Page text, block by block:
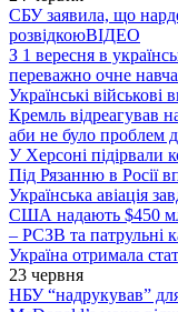
СБУ заявила, що
розвідкоюВІДЕО
З 1 вересня в
переважно очне
Українські
Кремль відреагував
аби не було проблем
У Херсоні підірвали
Під Рязанню в Росії
Українська авіація
США надають $450
– РСЗВ та патрульні
Україна отримала
23 червня
НБУ “надрукував”